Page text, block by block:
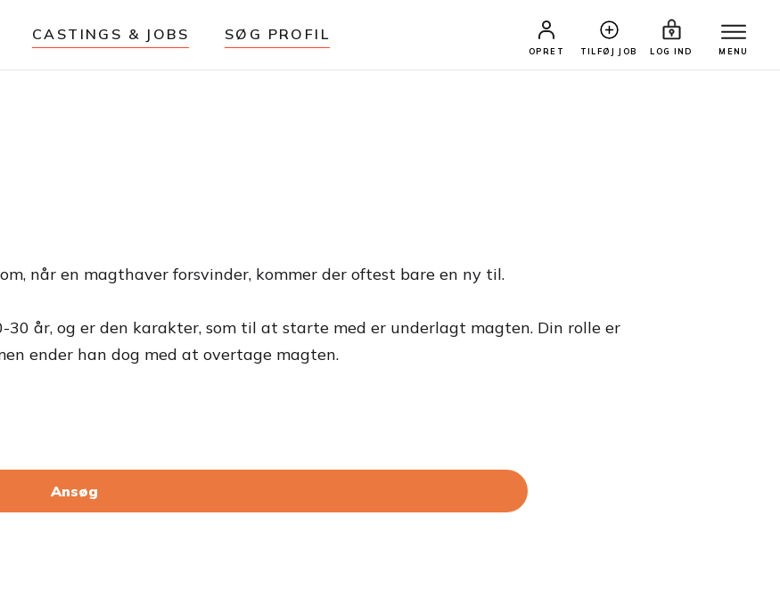
CASTINGS & JOBS SØG PROFIL
OPRET TILFØJ JOB LOG IND MENU
når en magthaver forsvinder, kommer der oftest bare en ny til.
30 år, og er den karakter, som til at starte med er underlagt magten. Din rolle er
ender han dog med at overtage magten.
Ansøg